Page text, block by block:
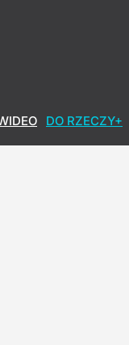
DO RZECZY+